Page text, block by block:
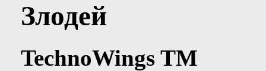
Злодей
TechnoWings TM